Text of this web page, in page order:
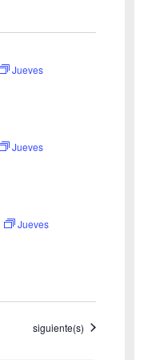
y
v
e
Jueves
Jueves
Jueves
Eventos
siguiente(s)